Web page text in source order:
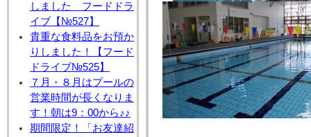
しました フードドラ
イブ【№527】
貴重な食料品をお預か
りしました！【フード
ドライブ№525】
７月・８月はプールの
営業時間が長くなりま
す！朝は9：00から♪♪
期間限定！「お友達紹